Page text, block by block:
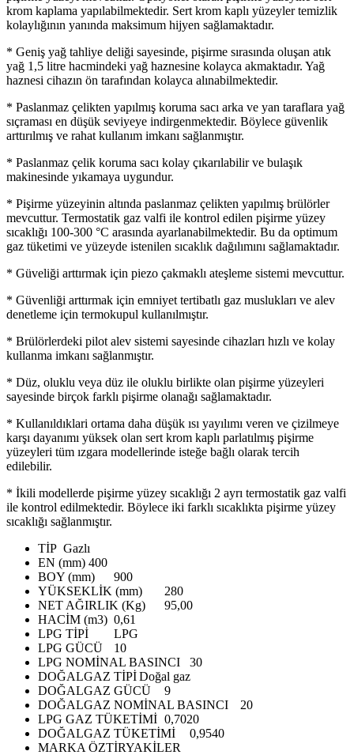
krom kaplama yapılabilmektedir. Sert krom kaplı yüzeyler temizlik
kolaylığının yanında maksimum hijyen sağlamaktadır.
* Geniş yağ tahliye deliği sayesinde, pişirme sırasında oluşan atık
yağ 1,5 litre hacmindeki yağ haznesine kolayca akmaktadır. Yağ
haznesi cihazın ön tarafından kolayca alınabilmektedir.
* Paslanmaz çelikten yapılmış koruma sacı arka ve yan taraflara yağ
sıçraması en düşük seviyeye indirgenmektedir. Böylece güvenlik
arttırılmış ve rahat kullanım imkanı sağlanmıştır.
* Paslanmaz çelik koruma sacı kolay çıkarılabilir ve bulaşık
makinesinde yıkamaya uygundur.
* Pişirme yüzeyinin altında paslanmaz çelikten yapılmış brülörler
mevcuttur. Termostatik gaz valfi ile kontrol edilen pişirme yüzey
sıcaklığı 100-300 °C arasında ayarlanabilmektedir. Bu da optimum
gaz tüketimi ve yüzeyde istenilen sıcaklık dağılımını sağlamaktadır.
* Güveliği arttırmak için piezo çakmaklı ateşleme sistemi mevcuttur.
* Güvenliği arttırmak için emniyet tertibatlı gaz muslukları ve alev
denetleme için termokupul kullanılmıştır.
* Brülörlerdeki pilot alev sistemi sayesinde cihazları hızlı ve kolay
kullanma imkanı sağlanmıştır.
* Düz, oluklu veya düz ile oluklu birlikte olan pişirme yüzeyleri
sayesinde birçok farklı pişirme olanağı sağlamaktadır.
* Kullanıldıklari ortama daha düşük ısı yayılımı veren ve çizilmeye
karşı dayanımı yüksek olan sert krom kaplı parlatılmış pişirme
yüzeyleri tüm ızgara modellerinde isteğe bağlı olarak tercih
edilebilir.
* İkili modellerde pişirme yüzey sıcaklığı 2 ayrı termostatik gaz valfi
ile kontrol edilmektedir. Böylece iki farklı sıcaklıkta pişirme yüzey
sıcaklığı sağlanmıştır.
TİP Gazlı
EN (mm) 400
BOY (mm)
900
YÜKSEKLİK (mm)
280
NET AĞIRLIK (Kg)
95,00
HACİM (m3) 0,61
LPG TİPİ
LPG
LPG GÜCÜ
10
LPG NOMİNAL BASINCI
30
DOĞALGAZ TİPİDoğal gaz
DOĞALGAZ GÜCÜ
9
DOĞALGAZ NOMİNAL BASINCI
20
LPG GAZ TÜKETİMİ 0,7020
DOĞALGAZ TÜKETİMİ
0,9540
MARKA ÖZTİRYAKİLER